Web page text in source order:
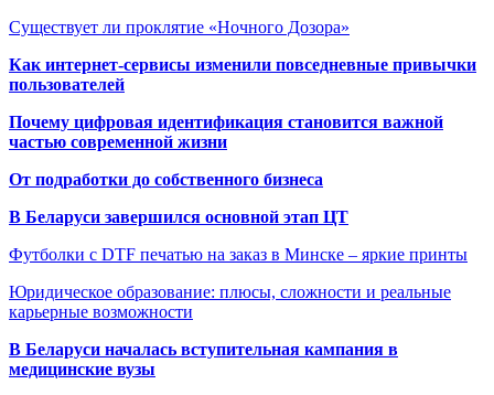
Существует ли проклятие «Ночного Дозора»
Как интернет-сервисы изменили повседневные привычки
пользователей
Почему цифровая идентификация становится важной
частью современной жизни
От подработки до собственного бизнеса
В Беларуси завершился основной этап ЦТ
Футболки с DTF печатью на заказ в Минске – яркие принты
Юридическое образование: плюсы, сложности и реальные
карьерные возможности
В Беларуси началась вступительная кампания в
медицинские вузы